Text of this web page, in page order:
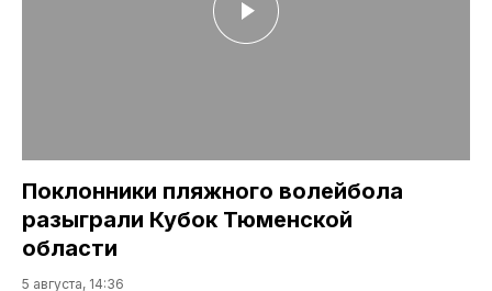
Поклонники пляжного волейбола
разыграли Кубок Тюменской
области
5 августа, 14:36